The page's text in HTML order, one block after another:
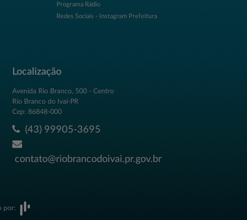
Programa Rádio
Redes Sociais - Instagram Prefeitura
Localização
Avenida Rio Branco, 500 - Centro
Rio Branco do Ivaí-PR
Cep: 86848-000
(43) 99905-3695
contato@riobrancodoivai.pr.gov.br
por: